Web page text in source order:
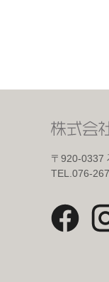
〒920-0337
TEL.076-